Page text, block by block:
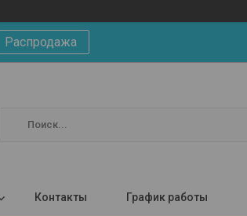
Распродажа
Контакты График работы